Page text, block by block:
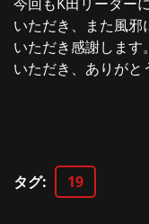
いただき、また風
いただき感謝します
いただき、ありがと
タグ: 19